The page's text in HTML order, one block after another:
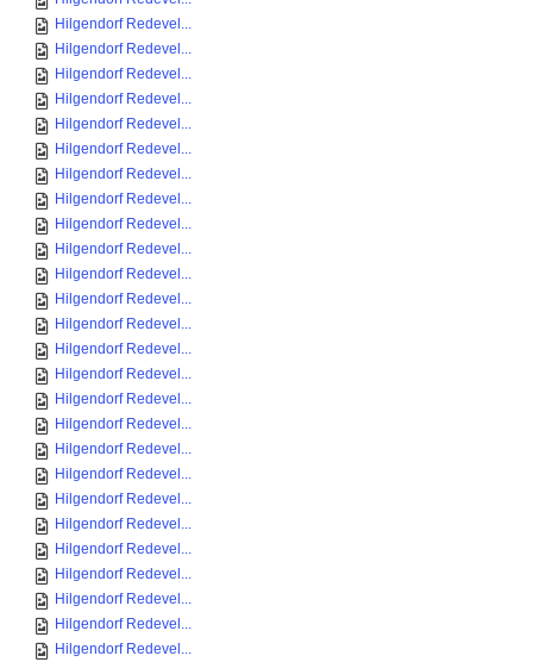
Hilgendorf Redevel...
Hilgendorf Redevel...
Hilgendorf Redevel...
Hilgendorf Redevel...
Hilgendorf Redevel...
Hilgendorf Redevel...
Hilgendorf Redevel...
Hilgendorf Redevel...
Hilgendorf Redevel...
Hilgendorf Redevel...
Hilgendorf Redevel...
Hilgendorf Redevel...
Hilgendorf Redevel...
Hilgendorf Redevel...
Hilgendorf Redevel...
Hilgendorf Redevel...
Hilgendorf Redevel...
Hilgendorf Redevel...
Hilgendorf Redevel...
Hilgendorf Redevel...
Hilgendorf Redevel...
Hilgendorf Redevel...
Hilgendorf Redevel...
Hilgendorf Redevel...
Hilgendorf Redevel...
Hilgendorf Redevel...